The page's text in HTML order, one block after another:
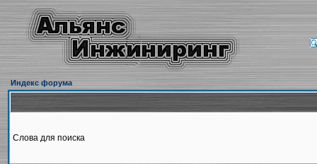
Индекс форума
Слова для поиска